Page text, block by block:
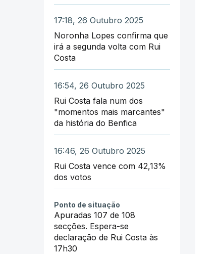
17:18, 26 Outubro 2025
Noronha Lopes confirma que
irá a segunda volta com Rui
Costa
16:54, 26 Outubro 2025
Rui Costa fala num dos
"momentos mais marcantes"
da história do Benfica
16:46, 26 Outubro 2025
Rui Costa vence com 42,13%
dos votos
Ponto de situação
Apuradas 107 de 108
secções. Espera-se
declaração de Rui Costa às
17h30